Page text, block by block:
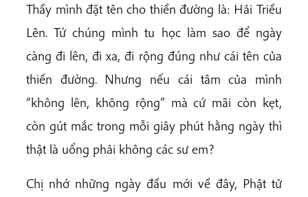
Thầy mình đặt tên cho thiền đường là: Hải Triều
Lên. Tứ chúng mình tu học làm sao để ngày
càng đi lên, đi xa, đi rộng đúng như cái tên của
thiền đường. Nhưng nếu cái tâm của mình
“không lên, không rộng” mà cứ mãi còn kẹt,
còn gút mắc trong mỗi giây phút hằng ngày thì
thật là uổng phải không các sư em?
Chị nhớ những ngày đầu mới về đây, Phật tử